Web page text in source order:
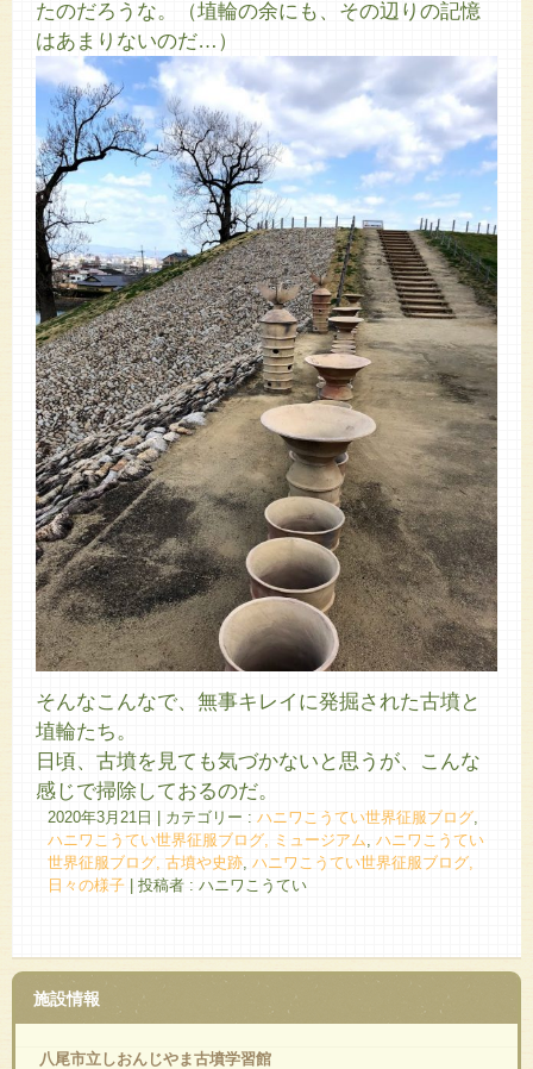
たのだろうな。（埴輪の余にも、その辺りの記憶
はあまりないのだ…）
そんなこんなで、無事キレイに発掘された古墳と
埴輪たち。
日頃、古墳を見ても気づかないと思うが、こんな
感じで掃除しておるのだ。
2020年3月21日 カテゴリー : ハニワこうてい世界征服ブログ
ハニワこうてい世界征服ブログ, ミュージアム ハニワこうてい
世界征服ブログ, 古墳や史跡 ハニワこうてい世界征服ブログ,
日々の様子
投稿者 : ハニワこうてい
施設情報
八尾市立しおんじやま古墳学習館